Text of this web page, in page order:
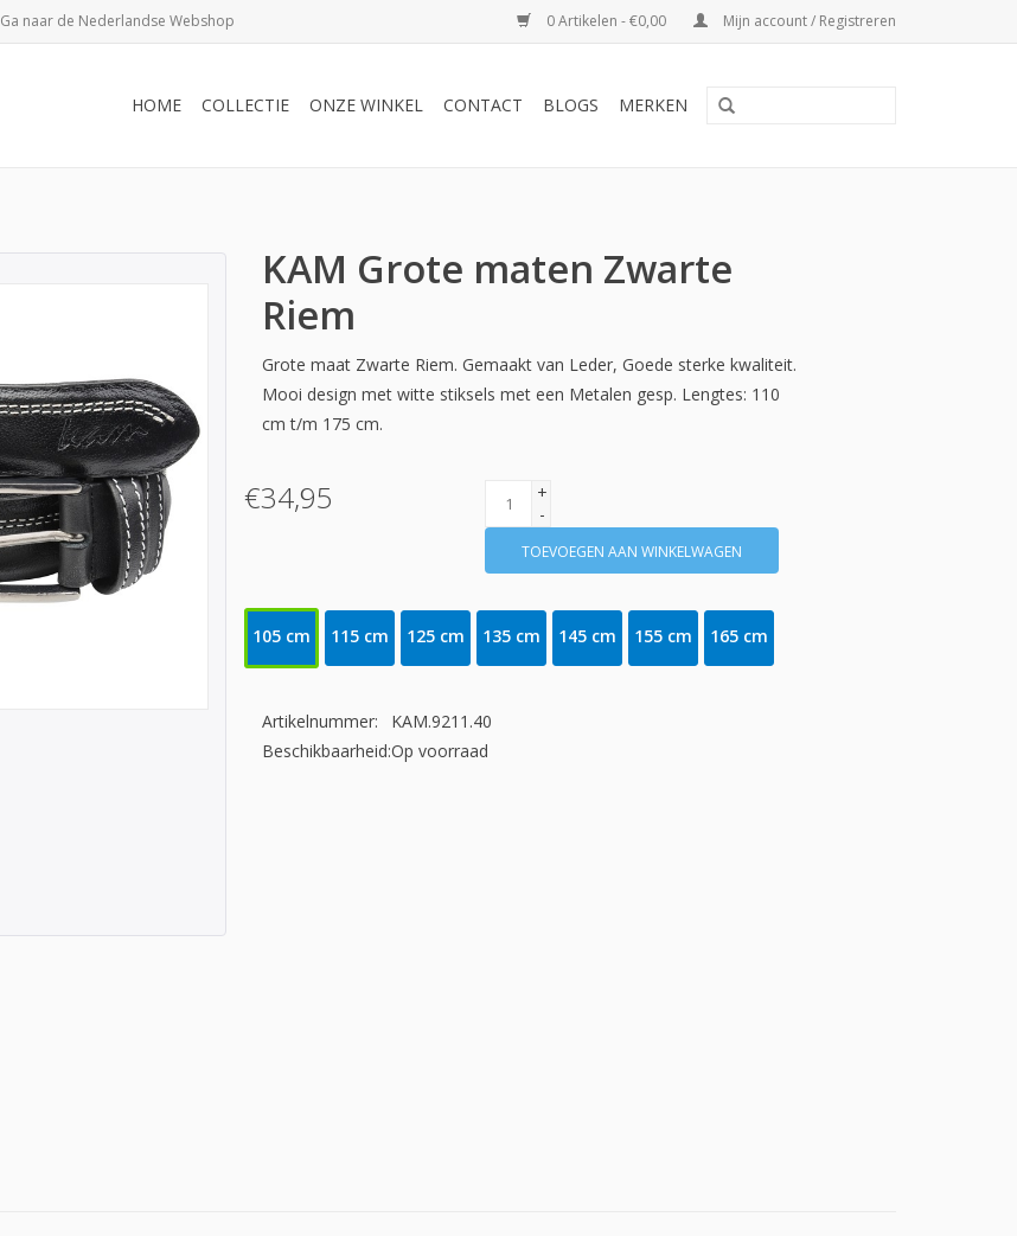
Ga naar de Nederlandse Webshop 0 Artikelen - €0,00 Mijn account / Registreren
HOME COLLECTIE ONZE WINKEL CONTACT BLOGS MERKEN
KAM Grote maten Zwarte
Riem
Grote maat Zwarte Riem. Gemaakt van Leder, Goede sterke kwaliteit.
Mooi design met witte stiksels met een Metalen gesp. Lengtes: 110
cm t/m 175 cm.
€34,95
+
-
TOEVOEGEN AAN WINKELWAGEN
105 cm 115 cm 125 cm 135 cm 145 cm 155 cm 165 cm
Artikelnummer:
KAM.9211.40
Beschikbaarheid:Op voorraad